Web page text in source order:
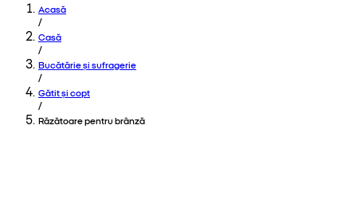
Acasă
/
Casă
/
Bucătărie și sufragerie
/
Gătit și copt
/
Răzătoare pentru brânză